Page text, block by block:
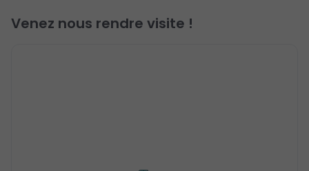
Venez nous rendre visite !